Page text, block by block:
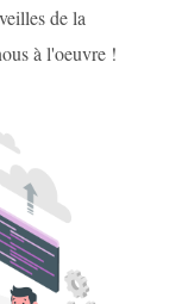
de la
à l'oeuvre !